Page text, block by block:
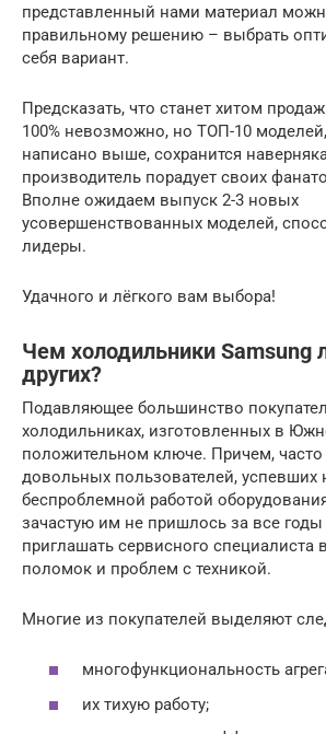
представленный нами материал
правильному решению – выбрать
себя вариант.
Предсказать, что станет хитом
100% невозможно, но ТОП-10
написано выше, сохранится
производитель порадует своих
Вполне ожидаем выпуск 2-3 новых
усовершенствованных моделей,
лидеры.
Удачного и лёгкого вам выбора!
Чем холодильники Samsung
других?
Подавляющее большинство
холодильниках, изготовленных в
положительном ключе. Причем,
довольных пользователей, успевших
беспроблемной работой
зачастую им не пришлось за все годы
приглашать сервисного специалиста
поломок и проблем с техникой.
Многие из покупателей выделяют
многофункциональность
их тихую работу;